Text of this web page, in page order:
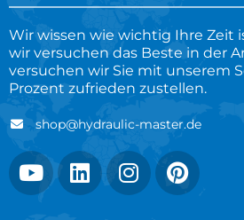
Wir wissen wie wichtig Ihre Zeit
wir versuchen das Beste in der
versuchen wir Sie mit unserem
Prozent zufrieden zustellen.
shop@hydraulic-master.de